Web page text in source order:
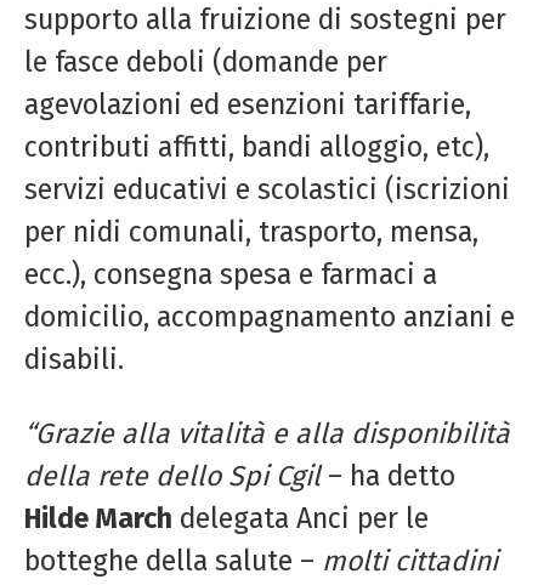
supporto alla fruizione di sostegni per
le fasce deboli (domande per
agevolazioni ed esenzioni tariffarie,
contributi affitti, bandi alloggio, etc),
servizi educativi e scolastici (iscrizioni
per nidi comunali, trasporto, mensa,
ecc.), consegna spesa e farmaci a
domicilio, accompagnamento anziani e
disabili.
“Grazie alla vitalità e alla disponibilità
della rete dello Spi Cgil– ha detto
Hilde March delegata Anci per le
botteghe della salute – molti cittadini